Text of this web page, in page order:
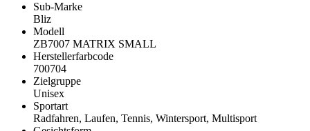
Sub-Marke
Bliz
Modell
ZB7007 MATRIX SMALL
Herstellerfarbcode
700704
Zielgruppe
Unisex
Sportart
Radfahren, Laufen, Tennis, Wintersport, Multisport